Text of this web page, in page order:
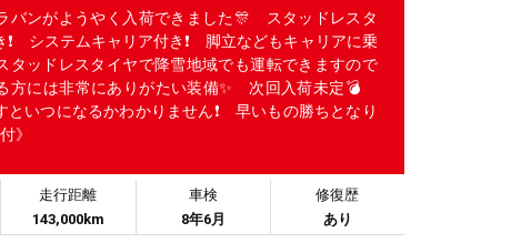
バンがようやく入荷できました🎊 スタッドレスタ
❗️ システムキャリア付き❗️ 脚立などもキャリアに乗
タッドレスタイヤで降雪地域でも運転できますので
方には非常にありがたい装備✨️ 次回入荷未定💣️
といつになるかわかりません❗️ 早いもの勝ちとなり
》
走行距離
143,000km
車検
8年6月
修復歴
あり